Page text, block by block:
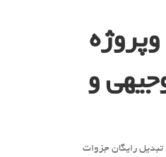
وپروژه
و
تبدیل رایگان جزوات